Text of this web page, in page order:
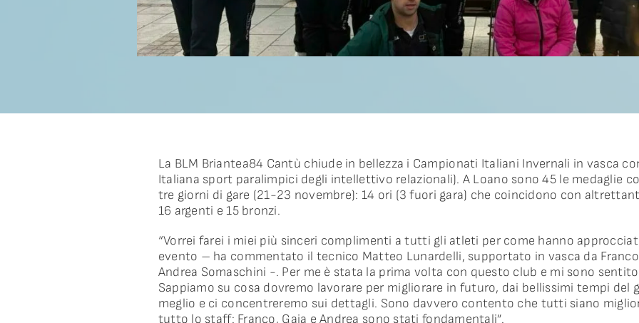
La BLM Briantea84 Cantù chiude in bellezza i Campionati Italiani Invernali in vasca
Italiana sport paralimpici degli intellettivo relazionali). A Loano sono 45 le medaglie
tre giorni di gare (21-23 novembre): 14 ori (3 fuori gara) che coincidono con
16 argenti e 15 bronzi.
“Vorrei farei i miei più sinceri complimenti a tutti gli atleti per come hanno
evento – ha commentato il tecnico Matteo Lunardelli, supportato in vasca da
Andrea Somaschini -. Per me è stata la prima volta con questo club e mi sono
Sappiamo su cosa dovremo lavorare per migliorare in futuro, dai bellissimi tempi del
meglio e ci concentreremo sui dettagli. Sono davvero contento che tutti siano
tutto lo staff: Franco, Gaia e Andrea sono stati fondamentali”.